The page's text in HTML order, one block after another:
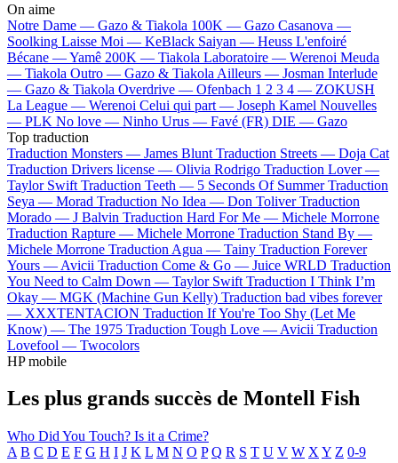
On aime
Notre Dame — Gazo & Tiakola 100K — Gazo Casanova —
Soolking Laisse Moi — KeBlack Saiyan — Heuss L'enfoiré
Bécane —Yamê 200K — Tiakola Laboratoire — Werenoi Meuda
— Tiakola Outro — Gazo & Tiakola Ailleurs — Josman Interlude
— Gazo & Tiakola Overdrive — Ofenbach 1 2 3 4 — ZOKUSH
La League — Werenoi Celui qui part — Joseph Kamel Nouvelles
— PLK No love — Ninho Urus — Favé (FR) DIE — Gazo
Top traduction
Traduction Monsters — James Blunt Traduction Streets — Doja Cat
Traduction Drivers license — Olivia Rodrigo Traduction Lover —
Taylor Swift Traduction Teeth — 5 Seconds Of Summer Traduction
Seya — Morad Traduction No Idea — Don Toliver Traduction
Morado — J Balvin Traduction Hard For Me — Michele Morrone
Traduction Rapture — Michele Morrone Traduction Stand By —
Michele Morrone Traduction Agua — Tainy Traduction Forever
Yours — Avicii Traduction Come & Go — Juice WRLD Traduction
You Need to Calm Down — Taylor Swift Traduction I Think I’m
Okay — MGK (Machine Gun Kelly) Traduction bad vibes forever
— XXXTENTACION Traduction If You're Too Shy (Let Me
Know) — The 1975 Traduction Tough Love — Avicii Traduction
Lovefool — Twocolors
HP mobile
Les plus grands succès de Montell Fish
Who Did You Touch? Is it a Crime?
A B C D E F G H I J K L M N O P Q R S T U V W X Y Z 0-9